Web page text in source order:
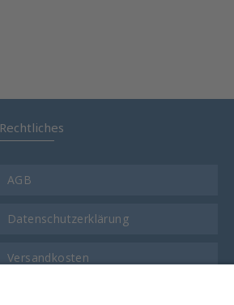
Rechtliches
AGB
Datenschutzerklärung
Versandkosten